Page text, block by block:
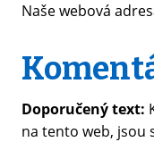
Naše webová
Doporučený text:
na tento web, jsou